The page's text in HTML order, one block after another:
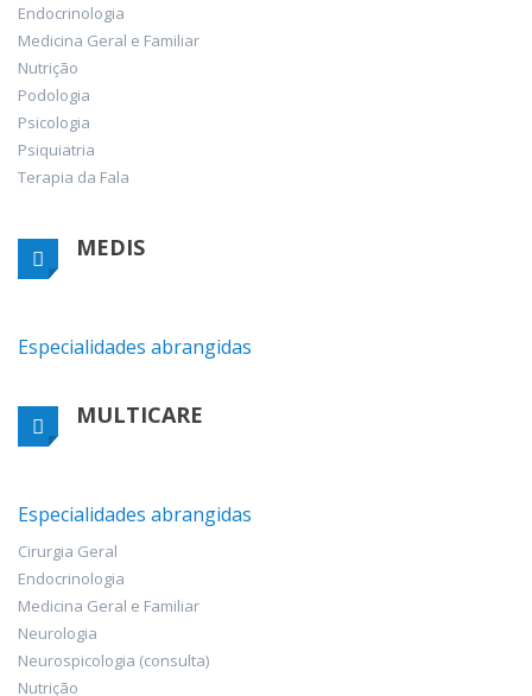
Endocrinologia
Medicina Geral e Familiar
Nutrição
Podologia
Psicologia
Psiquiatria
Terapia da Fala
MEDIS
Especialidades abrangidas
MULTICARE
Especialidades abrangidas
Cirurgia Geral
Endocrinologia
Medicina Geral e Familiar
Neurologia
Neurospicologia (consulta)
Nutrição